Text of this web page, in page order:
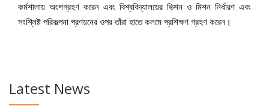
কর্মশালায় অংশগ্রহণ করেন এবং বিশ্ববিদ্যালয়ের ভিশন ও মিশন নির্ধারণ এবং
সংশ্লিষ্ট পরিকল্পনা প্রণয়নের ওপর তাঁরা হাতে কলমে প্রশিক্ষণ গ্রহণ করেন।
Latest News